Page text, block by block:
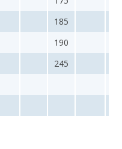
185
190
245